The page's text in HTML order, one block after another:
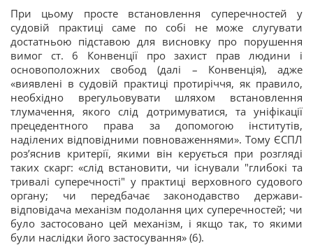
При цьому просте встановлення суперечностей у
судовій практиці саме по собі не може слугувати
достатньою підставою для висновку про порушення
вимог ст. 6 Конвенції про захист прав людини і
основоположних свобод (далі – Конвенція), адже
«виявлені в судовій практиці протиріччя, як правило,
необхідно врегульовувати шляхом встановлення
тлумачення, якого слід дотримуватися, та уніфікації
прецедентного права за допомогою інститутів,
наділених відповідними повноваженнями». Тому ЄСПЛ
роз’яснив критерії, якими він керується при розгляді
таких скарг: «слід встановити, чи існували "глибокі та
тривалі суперечності" у практиці верховного судового
органу; чи передбачає законодавство держави-
відповідача механізм подолання цих суперечностей; чи
було застосовано цей механізм, і якщо так, то якими
були наслідки його застосування» (6).